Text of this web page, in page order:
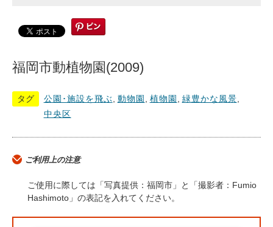
福岡市動植物園(2009)
タグ 公園･施設を飛ぶ 動物園 植物園 緑豊かな風景
中央区
ご利用上の注意
ご使用に際しては「写真提供：福岡市」と「撮影者：Fumio
Hashimoto」の表記を入れてください。